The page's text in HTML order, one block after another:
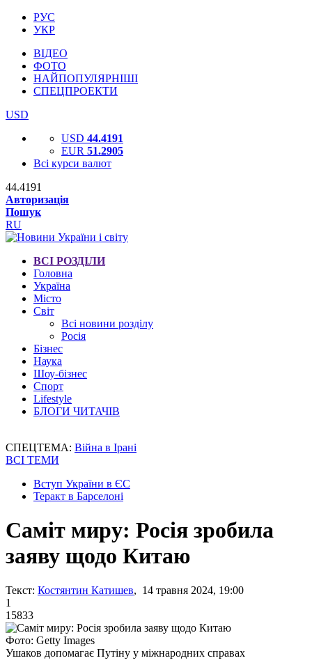
РУС
УКР
ВІДЕО
ФОТО
НАЙПОПУЛЯРНІШІ
СПЕЦПРОЕКТИ
USD
USD 44.4191
EUR 51.2905
Всі курси валют
44.4191
Авторизація
Пошук
RU
ВСІ РОЗДІЛИ
Головна
Україна
Місто
Світ
Всі новини розділу
Росія
Бізнес
Наука
Шоу-бізнес
Спорт
Lifestyle
БЛОГИ ЧИТАЧІВ
СПЕЦТЕМА: Війна в Ірані
ВСІ ТЕМИ
Вступ України в ЄС
Теракт в Барселоні
Саміт миру: Росія зробила
заяву щодо Китаю
Текст: Костянтин Катишев, 14 травня 2024, 19:00
1
15833
Фото: Getty Images
Ушаков допомагає Путіну у міжнародних справах